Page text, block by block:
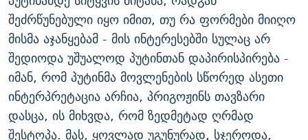
შეძრწუნებული იყო იმით, თუ რა ფორმები მიიღო
მისმა აჯანყებამ - მის ინტერესებში სულაც არ
შედიოდა უშუალოდ პუტინთან დაპირისპირება -
იმან, რომ პუტინმა მოვლენების სწორედ ასეთი
ინტერპრეტაცია არჩია, პრიგოჟინს თავზარი
დასცა, ის მიხვდა, რომ ზედმეტად ღრმად
შესტოპა. მას, ყოვლად უგუნურად, სჯეროდა,